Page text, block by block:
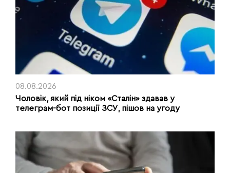
08.08.2026
Чоловік, який під ніком «Сталін» здавав у
телеграм-бот позиції ЗСУ, пішов на угоду